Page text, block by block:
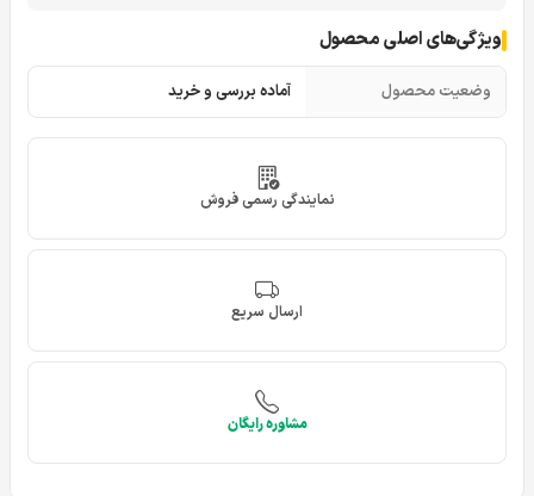
ویژگی‌های اصلی محصول
وضعیت محصول آماده بررسی و خرید
نمایندگی رسمی فروش
ارسال سریع
مشاوره رایگان